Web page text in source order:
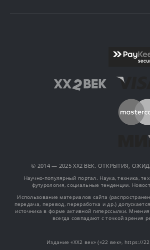
© 2014 — 2025 XX2 ВЕК. ОТКРЫТИЯ,
Научно-популярный портал. Наука, техника,
футурология, социальные тенденции.
Использование материалов сайта
передача, перевод, переработка и др.)
источника в форме активной гиперссылки.
всегда совпадают с точкой зрения
Издание «XX2 век» («22 век», https://